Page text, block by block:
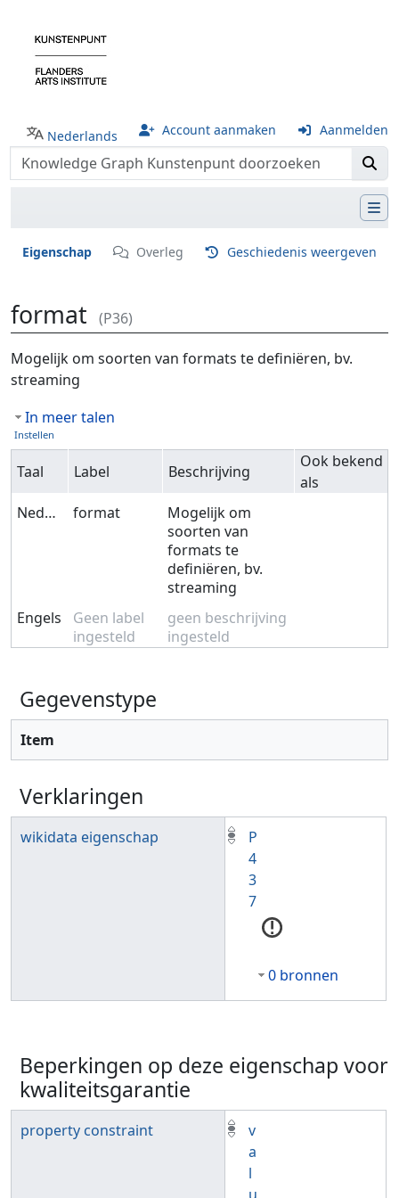
Nederlands Account aanmaken Aanmelden
Eigenschap Overleg Geschiedenis weergeven
format (P36)
Ga naar:navigatie,zoeken
Mogelijk om soorten van formats te definiëren, bv.
streaming
In meer talen
Instellen
Taal Label Beschrijving
Ook bekend
als
Nederlands
format
Mogelijk om
soorten van
formats te
definiëren, bv.
streaming
Engels
Geen label
ingesteld
geen beschrijving
ingesteld
Gegevenstype
Item
Verklaringen
wikidata eigenschap
P
4
3
7
0 bronnen
Beperkingen op deze eigenschap voor
kwaliteitsgarantie
property constraint
v
a
l